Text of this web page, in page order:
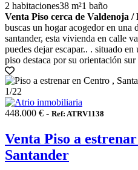
2 habitaciones38 m²1 baño
Venta Piso cerca de Valdenoja
buscas un hogar acogedor en una
santander, esta vivienda en calle
puedes dejar escapar.. . situado
piso destaca por su orientación
1/22
448.000 € - Ref: ATRV1138
Venta Piso a
Santander